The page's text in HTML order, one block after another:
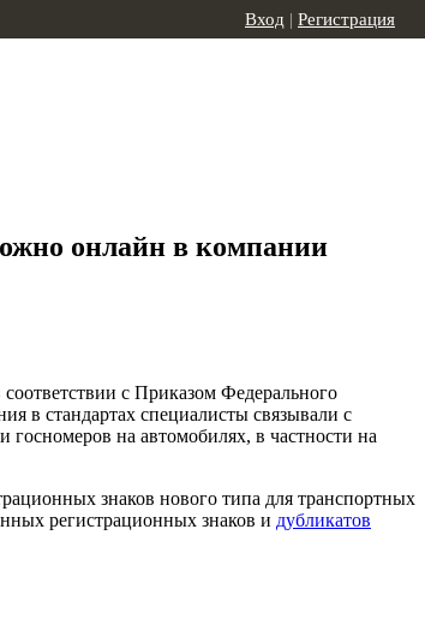
Вход | Регистрация
онлайн в компании
с Приказом Федерального
в стандартах специалисты связывали с
на автомобилях, в частности на
знаков нового типа для транспортных
регистрационных знаков и дубликатов